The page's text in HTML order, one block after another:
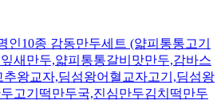
인10종 감동만두세트 (얇피통통고기
새만두,얇피통통갈비맛만두,감바스
왕교자,딤섬왕어혈교자고기,딤섬왕
고기떡만두국,진심만두김치떡만두